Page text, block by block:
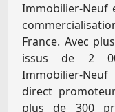
Immobilier-Neuf
France. Avec
issus de 2
Immobilier-
direct
plus de 300